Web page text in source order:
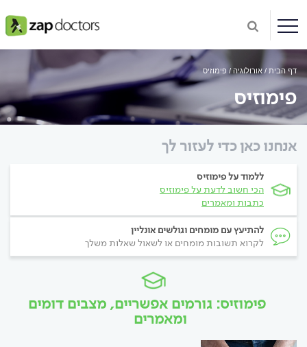
דף הבית אורולוגיה פימוזיס
פימוזיס
אנחנו כאן כדי לעזור לך
ללמוד על פימוזיס
הכי חשוב לדעת על פימוזיס
כתבות ומאמרים
להתיעץ עם מומחים וגולשים אונליין
לקרוא תשובות מומחים או לשאול שאלות משלך
פימוזיס: גורמים אפשריים, מצבים דומים
ומאמרים